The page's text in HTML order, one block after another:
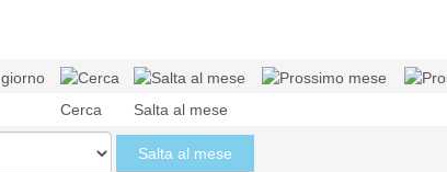
Cerca Salta al mese
Salta al mese